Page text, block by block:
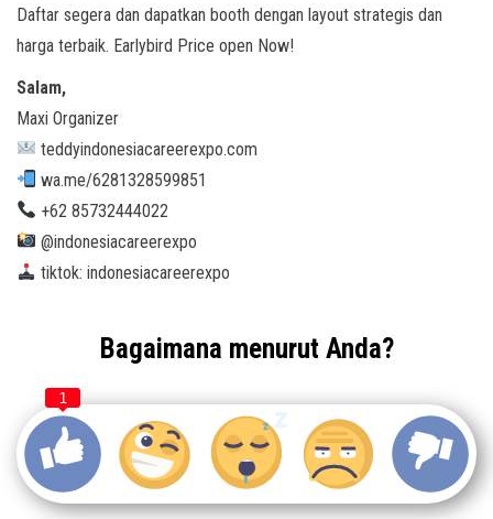
Daftar segera dan dapatkan booth dengan layout strategis dan
harga terbaik. Earlybird Price open Now!
Salam,
Maxi Organizer
teddyindonesiacareerexpo.com
wa.me/6281328599851
+62 85732444022
@indonesiacareerexpo
tiktok: indonesiacareerexpo
Bagaimana menurut Anda?
1